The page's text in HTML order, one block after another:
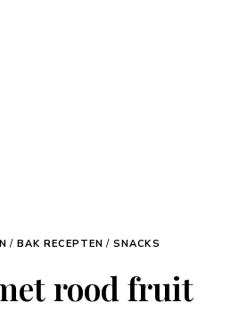
/ BAK RECEPTEN / SNACKS
rood fruit